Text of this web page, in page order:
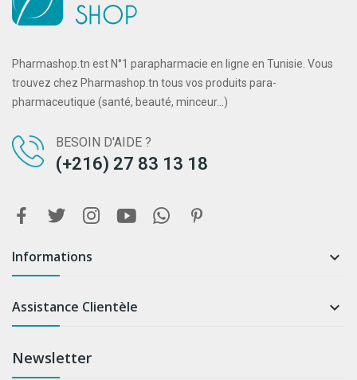
Pharmashop.tn est N°1 parapharmacie en ligne en Tunisie. Vous
trouvez chez Pharmashop.tn tous vos produits para-
pharmaceutique (santé, beauté, minceur...)
BESOIN D'AIDE ?
(+216) 27 83 13 18
Informations 
Assistance Clientèle 
Newsletter